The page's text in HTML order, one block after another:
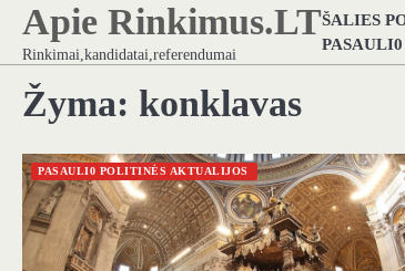
Skip
content
Apie Rinkimus.LT
Rinkimai,kandidatai,referendumai
ŠALIES
Žyma: konklavas
PASAULI0 POLITINĖS AKTUALIJOS